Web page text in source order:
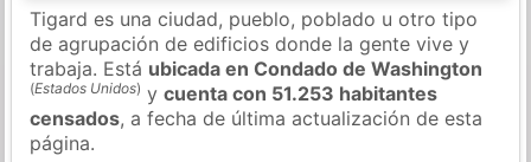
Tigard es una ciudad, pueblo, poblado u otro tipo
de agrupación de edificios donde la gente vive y
trabaja. Está ubicada en Condado de Washington
(Estados Unidos) ycuenta con 51.253 habitantes
censados, a fecha de última actualización de esta
página.